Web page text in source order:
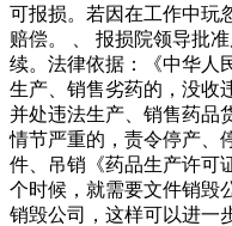
可报损。若因在工作中玩
赔偿。 、 报损院领导批
续。法律依据：《中华人
生产、销售劣药的，没收
并处违法生产、销售药品
情节严重的，责令停产、
件、吊销《药品生产许可
个时候，就需要文件销毁
销毁公司，这样可以进一